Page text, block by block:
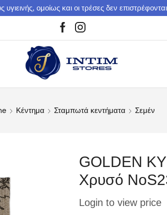
ομοίως και οι τρέσες δεν
Κέντημα Σταμπωτά κεντήματα Σεμέν
GOLDEN
Χρυσό
Login to view price